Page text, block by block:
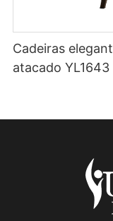
Cadeiras
atacado YL1643